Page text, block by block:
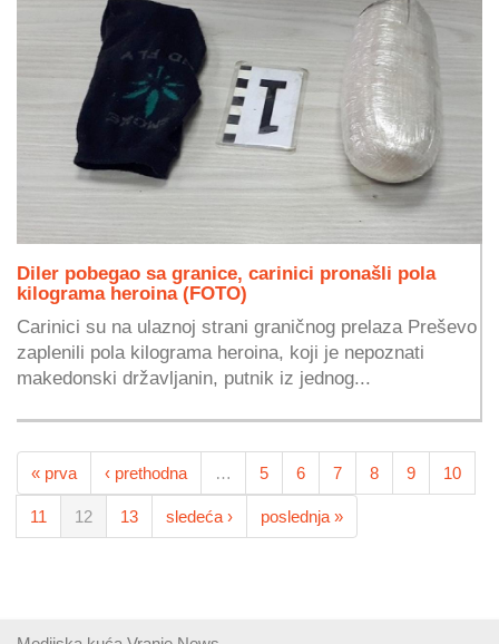
Diler pobegao sa granice, carinici pronašli pola
kilograma heroina (FOTO)
Carinici su na ulaznoj strani graničnog prelaza Preševo
zaplenili pola kilograma heroina, koji je nepoznati
makedonski državljanin, putnik iz jednog...
« prva ‹ prethodna … 5 6 7 8 9 10
11 12 13 sledeća › poslednja »